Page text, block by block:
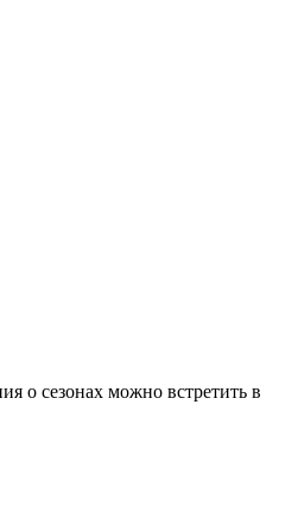
о сезонах можно встретить в